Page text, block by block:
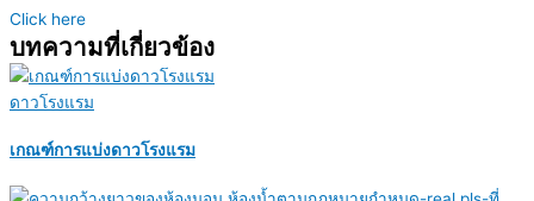
Click here
บทความที่เกี่ยวข้อง
ดาวโรงแรม
เกณฑ์การแบ่งดาวโรงแรม